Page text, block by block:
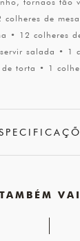
colheres de
• 12 colheres
salada • 1
torta • 1